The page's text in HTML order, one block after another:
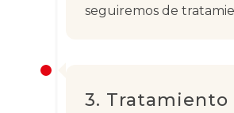
seguiremos de
3. Tratamiento